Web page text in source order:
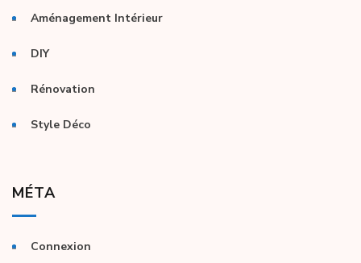
Aménagement Intérieur
DIY
Rénovation
Style Déco
MÉTA
Connexion